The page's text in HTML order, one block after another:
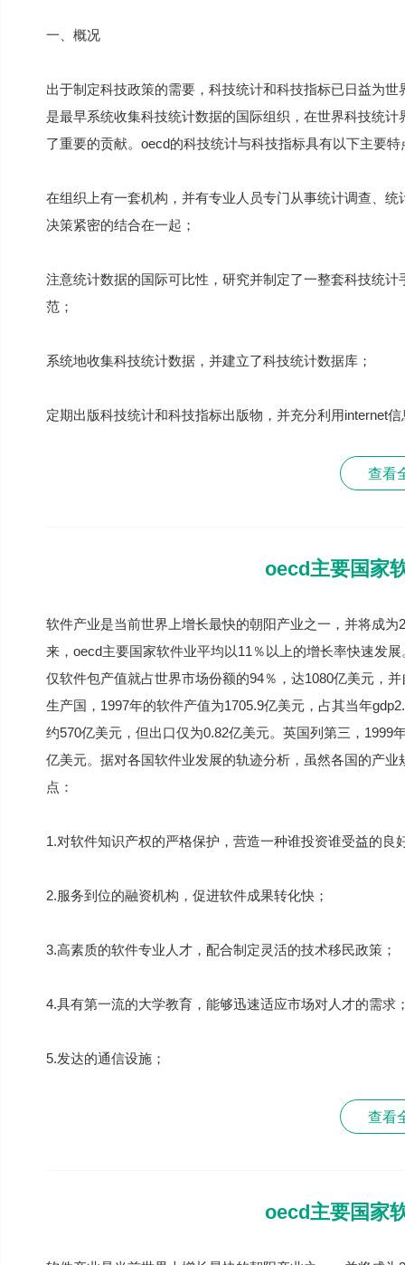
一、概况
出于制定科技政策的需要，科技统计和科技指标已日益为
是最早系统收集科技统计数据的国际组织，在世界科技统
了重要的贡献。oecd的科技统计与科技指标具有以下主要特
在组织上有一套机构，并有专业人员专门从事统计调查、
决策紧密的结合在一起；
注意统计数据的国际可比性，研究并制定了一整套科技统
范；
系统地收集科技统计数据，并建立了科技统计数据库；
定期出版科技统计和科技指标出版物，并充分利用internet
查看
oecd主要国家
软件产业是当前世界上增长最快的朝阳产业之一，并将成
来，oecd主要国家软件业平均以11％以上的增长率快速发
仅软件包产值就占世界市场份额的94％，达1080亿美元，
生产国，1997年的软件产值为1705.9亿美元，占其当年
约570亿美元，但出口仅为0.82亿美元。英国列第三，1999
亿美元。据对各国软件业发展的轨迹分析，虽然各国的产
点：
1.对软件知识产权的严格保护，营造一种谁投资谁受益的良
2.服务到位的融资机构，促进软件成果转化快；
3.高素质的软件专业人才，配合制定灵活的技术移民政策；
4.具有第一流的大学教育，能够迅速适应市场对人才的需求
5.发达的通信设施；
查看
oecd主要国家